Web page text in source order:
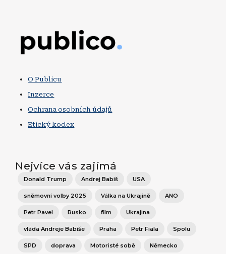
O Publicu
Inzerce
Ochrana osobních údajů
Etický kodex
Nejvíce vás zajímá
Donald Trump Andrej Babiš USA
sněmovní volby 2025 Válka na Ukrajině ANO
Petr Pavel Rusko film Ukrajina
vláda Andreje Babiše Praha Petr Fiala Spolu
SPD doprava Motoristé sobě Německo